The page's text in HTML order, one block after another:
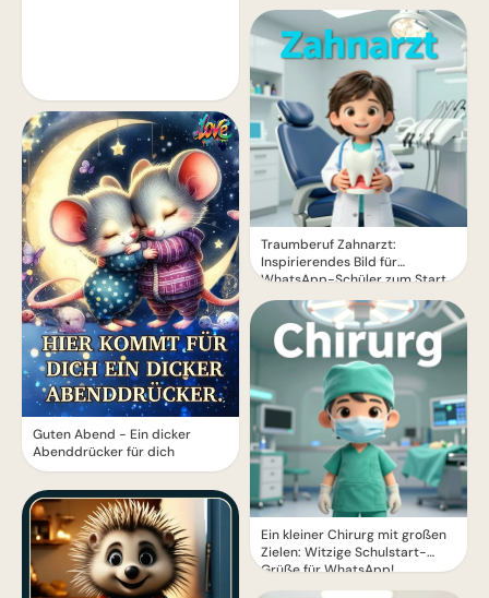
Guten Abend - Ein dicker
Abenddrücker für dich
Traumberuf Zahnarzt:
Inspirierendes Bild für
WhatsApp-Schüler zum Start
Ein kleiner Chirurg mit großen
Zielen: Witzige Schulstart-
Grüße für WhatsApp!